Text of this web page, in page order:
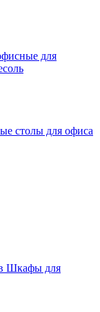
для
столы для офиса
Шкафы для